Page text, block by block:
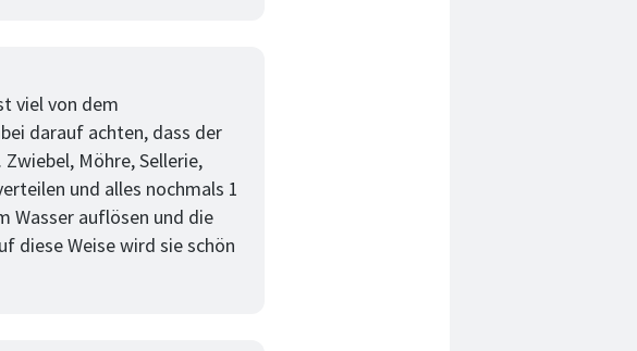
viel von dem
darauf achten, dass der
Möhre, Sellerie,
und alles nochmals 1
Wasser auflösen und die
diese Weise wird sie schön